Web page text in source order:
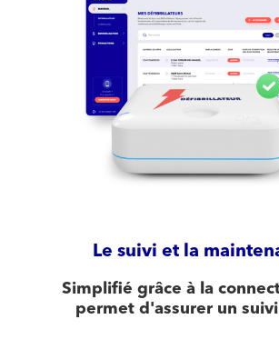
Le suivi et la
Simplifié grâce à la
permet d'assurer un